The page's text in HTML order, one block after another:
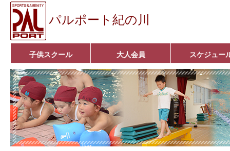
パルポート紀の川
子供スクール
ベビーコース
幼児コース
小学生コース
育成コース
選手コース
キッズパーク(体操教室)
子どもダンス教室
■入会案内■
大人会員
アクア悠々クラブ
いきいきコース
■入会案内■
スケジュー